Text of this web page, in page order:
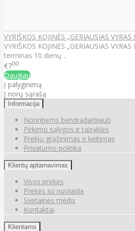
VYRIŠKOS KOJINĖS „GERIAUSIAS VYRAS
VYRIŠKOS KOJINĖS „GERIAUSIAS
terminas 10 dienų ..
€700
Daugiau
Į palyginimą
Į norų sąrašą
Informacija
Norintiems bendradarbiauti
Pirkimo sąlygos ir taisyklės
Prekių grąžinimas ir keitimas
Privatumo politika
Klientų aptarnavimas
Visos prekės
Prekės su nuolaida
Svetainės medis
Kontaktai
Klientams